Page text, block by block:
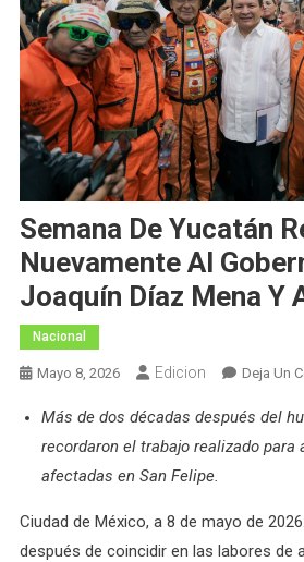
Semana De Yucatán
Nuevamente Al
Joaquín Díaz Mena Y
Nacional
Mayo 8, 2026 Edicion Deja Un
Más de dos décadas después del
recordaron el trabajo realizado para
afectadas en San Felipe.
Ciudad de México, a 8 de mayo de
después de coincidir en las labores de